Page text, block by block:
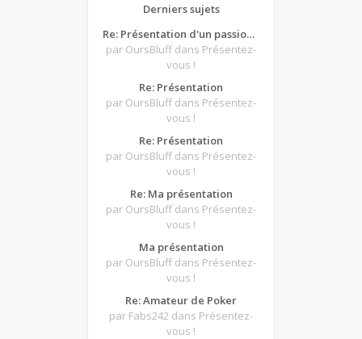
Derniers sujets
Re: Présentation d'un passionné de poker
par OursBluff dans Présentez-
vous !
Re: Présentation
par OursBluff dans Présentez-
vous !
Re: Présentation
par OursBluff dans Présentez-
vous !
Re: Ma présentation
par OursBluff dans Présentez-
vous !
Ma présentation
par OursBluff dans Présentez-
vous !
Re: Amateur de Poker
par Fabs242 dans Présentez-
vous !